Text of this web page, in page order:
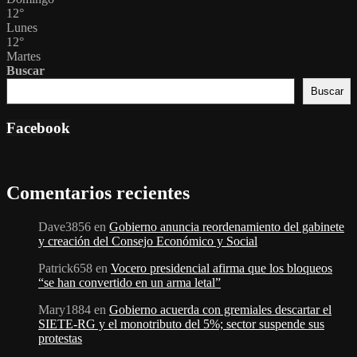
12°
Lunes
12°
Martes
Buscar
Buscar
Facebook
Comentarios recientes
Dave3856 en Gobierno anuncia reordenamiento del gabinete
y creación del Consejo Económico y Social
Patrick658 en Vocero presidencial afirma que los bloqueos
“se han convertido en un arma letal”
Mary1884 en Gobierno acuerda con gremiales descartar el
SIETE-RG y el monotributo del 5%; sector suspende sus
protestas